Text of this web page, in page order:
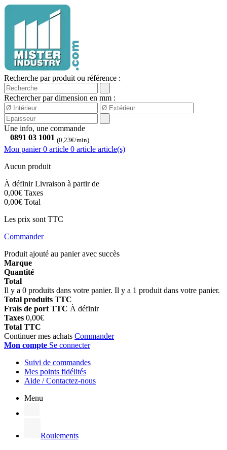
Recherche par produit ou référence :
Rechercher par dimension en mm :
Une info, une commande
0891 03 1001 (0,23€/min)
Mon panier 0 article 0 article article(s)
Aucun produit
À définirLivraison à partir de
0,00€ Taxes
0,00€ Total
Les prix sont TTC
Commander
Produit ajouté au panier avec succès
Marque
Quantité
Total
Il y a 0 produits dans votre panier. Il y a 1 produit dans votre panier.
Total produits TTC
Frais de port TTC À définir
Taxes 0,00€
Total TTC
Continuer mes achats Commander
Mon compte Se connecter
Suivi de commandes
Mes points fidélités
Aide / Contactez-nous
Menu
Roulements